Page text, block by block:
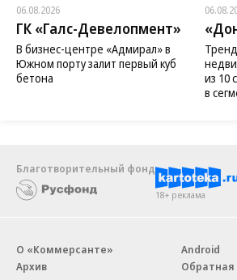
06.08.2026
ГК «Галс-Девелопмент»
В бизнес-центре «Адмирал» в
Южном порту залит первый куб
бетона
из 10
в
Благотворительный фонд
18+ реклама
О «Коммерсанте»
Архив
Android
Обратная